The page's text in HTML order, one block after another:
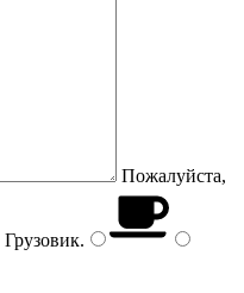
Пожалуйста,
Грузовик.